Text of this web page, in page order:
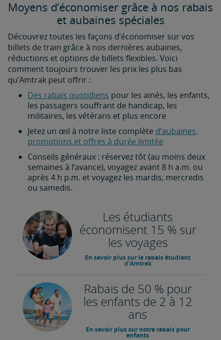
Moyens d’économiser grâce à nos rabais
et aubaines spéciales
Découvrez toutes les façons d’économiser sur vos
billets de train grâce à nos dernières aubaines,
réductions et options de billets flexibles. Voici
comment toujours trouver les prix les plus bas
qu’Amtrak peut offrir :
Des rabais quotidiens pour les ainés, les enfants,
les passagers souffrant de handicap, les
militaires, les vétérans et plus encore
Jetez un œil à notre liste complète d’aubaines,
promotions et offres à durée limitée
Conseils généraux : réservez tôt (au moins deux
semaines à l’avance), voyagez avant 8 h a.m. ou
après 4 h p.m. et voyagez les mardis, mercredis
ou samedis.
Les étudiants
économisent 15 % sur
les voyages
En savoir plus sur le rabais étudiant
d’Amtrak
Rabais de 50 % pour
les enfants de 2 à 12
ans
En savoir plus sur notre rabais pour
enfants